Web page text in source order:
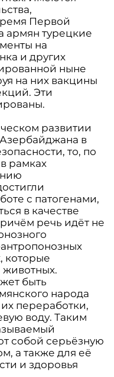
Первой
армян турецкие
на
и других
ныне
на них вакцины
Эти
развитии
в
то, по
рамках
с патогенами,
в качестве
речь идёт не
которые
животных.
быть
народа
переработки,
воду. Таким
собой серьёзную
а также для её
и здоровья